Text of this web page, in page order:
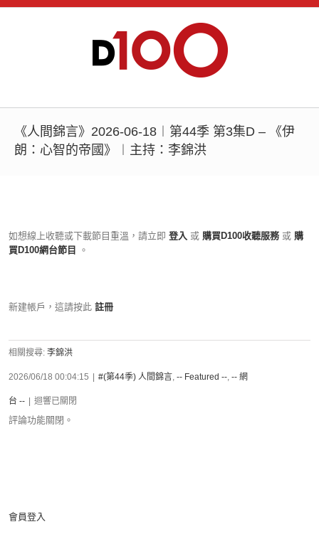
《人間錦言》2026-06-18︱第44季 第3集D – 《伊
朗：心智的帝國》︱主持：李錦洪
如想線上收聽或下載節目重溫，請立即 登入 或 購買D100收聽服務 或 購
買D100網台節目
。
新建帳戶，這請按此 註冊
相關搜尋: 李錦洪
2026/06/18 00:04:15 #(第44季) 人間錦言, -- Featured --, -- 網
台 -- 迴響已關閉
評論功能關閉。
會員登入